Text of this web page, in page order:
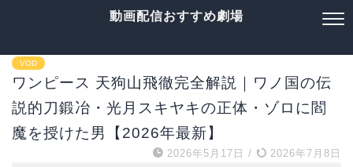
動画配信おすすめ劇場
VOD
ワンピース 天狗山飛徹完全解説｜ワノ国の伝
説的刀鍛冶・光月スキヤキの正体・ゾロに閻
魔を授けた男【2026年最新】
2026年5月17日 / 2026年7月8日